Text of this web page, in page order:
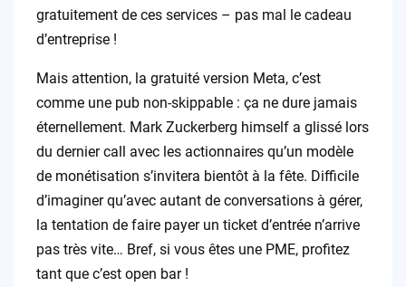
gratuitement de ces services – pas mal le cadeau
d’entreprise !
Mais attention, la gratuité version Meta, c’est
comme une pub non-skippable : ça ne dure jamais
éternellement. Mark Zuckerberg himself a glissé lors
du dernier call avec les actionnaires qu’un modèle
de monétisation s’invitera bientôt à la fête. Difficile
d’imaginer qu’avec autant de conversations à gérer,
la tentation de faire payer un ticket d’entrée n’arrive
pas très vite… Bref, si vous êtes une PME, profitez
tant que c’est open bar !